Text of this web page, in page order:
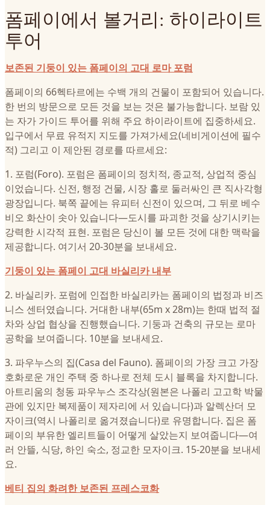
폼페이에서 볼거리: 하이라이트
투어
보존된 기둥이 있는 폼페이의 고대 로마 포럼
폼페이의 66헥타르에는 수백 개의 건물이 포함되어 있습니다.
한 번의 방문으로 모든 것을 보는 것은 불가능합니다. 보람 있
는 자가 가이드 투어를 위해 주요 하이라이트에 집중하세요.
입구에서 무료 유적지 지도를 가져가세요(네비게이션에 필수
적) 그리고 이 제안된 경로를 따르세요:
1. 포럼(Foro). 포럼은 폼페이의 정치적, 종교적, 상업적 중심
이었습니다. 신전, 행정 건물, 시장 홀로 둘러싸인 큰 직사각형
광장입니다. 북쪽 끝에는 유피터 신전이 있으며, 그 뒤로 베수
비오 화산이 솟아 있습니다—도시를 파괴한 것을 상기시키는
강력한 시각적 표현. 포럼은 당신이 볼 모든 것에 대한 맥락을
제공합니다. 여기서 20-30분을 보내세요.
기둥이 있는 폼페이 고대 바실리카 내부
2. 바실리카. 포럼에 인접한 바실리카는 폼페이의 법정과 비즈
니스 센터였습니다. 거대한 내부(65m x 28m)는 한때 법적 절
차와 상업 협상을 진행했습니다. 기둥과 건축의 규모는 로마
공학을 보여줍니다. 10분을 보내세요.
3. 파우누스의 집(Casa del Fauno). 폼페이의 가장 크고 가장
호화로운 개인 주택 중 하나로 전체 도시 블록을 차지합니다.
아트리움의 청동 파우누스 조각상(원본은 나폴리 고고학 박물
관에 있지만 복제품이 제자리에 서 있습니다)과 알렉산더 모
자이크(역시 나폴리로 옮겨졌습니다)로 유명합니다. 집은 폼
페이의 부유한 엘리트들이 어떻게 살았는지 보여줍니다—여
러 안뜰, 식당, 하인 숙소, 정교한 모자이크. 15-20분을 보내세
요.
베티 집의 화려한 보존된 프레스코화